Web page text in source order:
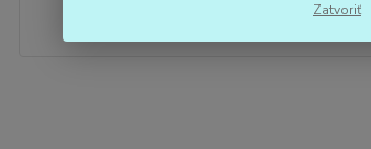
Zatvoriť